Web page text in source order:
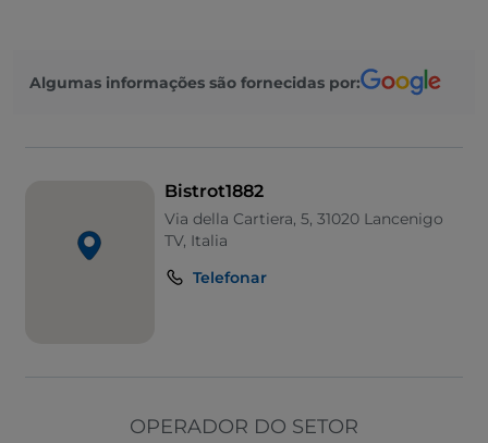
Algumas informações são fornecidas por:
Bistrot1882
Via della Cartiera, 5, 31020 Lancenigo
TV, Italia
Telefonar
OPERADOR DO SETOR